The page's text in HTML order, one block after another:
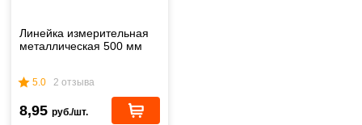
Линейка измерительная
металлическая 500 мм
5.0 2 отзыва
8,95 руб./шт.